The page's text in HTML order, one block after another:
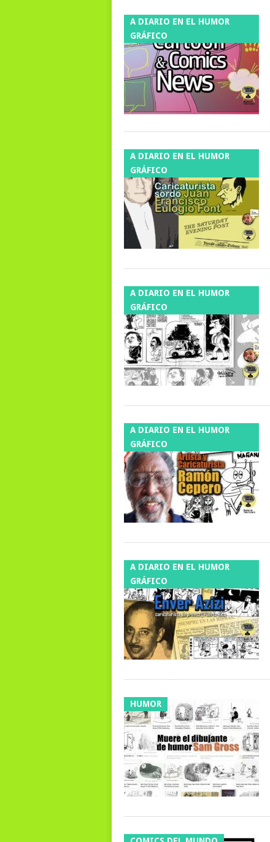
A DIARIO EN EL HUMOR
GRÁFICO
A DIARIO EN EL HUMOR
GRÁFICO
A DIARIO EN EL HUMOR
GRÁFICO
A DIARIO EN EL HUMOR
GRÁFICO
A DIARIO EN EL HUMOR
GRÁFICO
HUMOR